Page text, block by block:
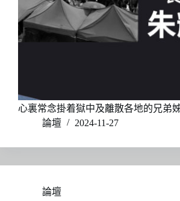
心裏常念掛着獄中及離散各地的兄弟
論壇
2024-11-27
論壇